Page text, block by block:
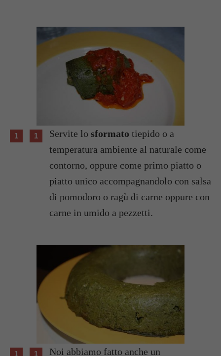
Servite lo sformato tiepido o a
temperatura ambiente al naturale come
contorno, oppure come primo piatto o
piatto unico accompagnandolo con salsa
di pomodoro o ragù di carne oppure con
carne in umido a pezzetti.
Noi abbiamo fatto anche un